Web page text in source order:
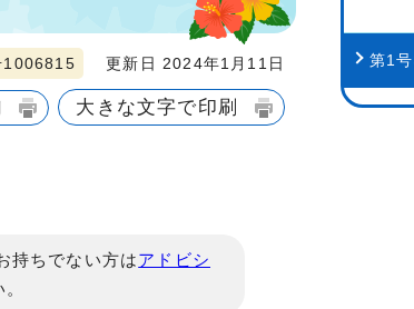
1006815 更新日 2024年1月11日
大きな文字で印刷
持ちでない方はアドビシ
第1